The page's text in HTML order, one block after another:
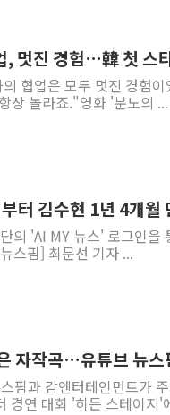
주한미군 "오산기
구미 폐염산처리
해군과 함께하는 '
강원도 폭염특보
, 멋진 경험…韓 첫 스
협업은 모두 멋진 경험
상 놀라죠."영화 '분노의 ...
터 김수현 1년 4개월
의 'AI MY 뉴스' 로그인을
스핌] 최문선 기자 ...
자작곡…유튜브 뉴
핌과 감엔터테인먼트가
경연 대회 '히든 스테이지'